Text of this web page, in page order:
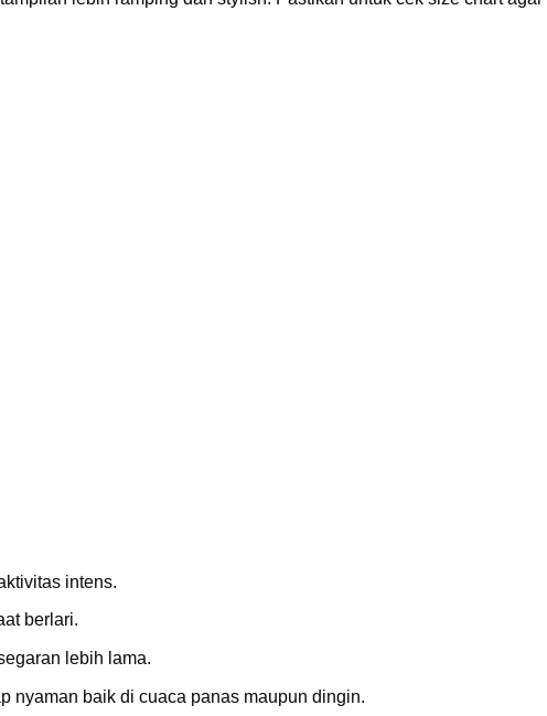
intens.
berlari.
lebih lama.
nyaman baik di cuaca panas maupun dingin.